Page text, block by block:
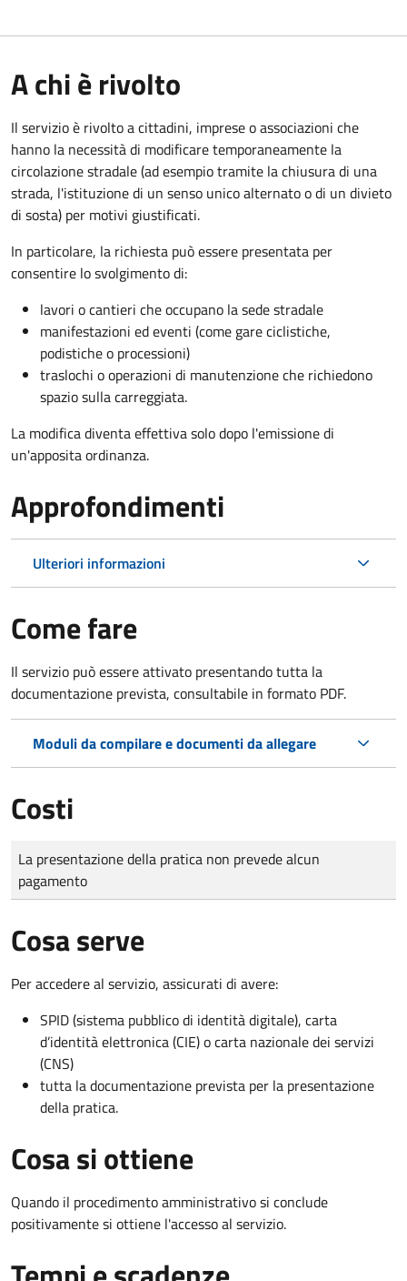
A chi è rivolto
Il servizio è rivolto a cittadini, imprese o associazioni che
hanno la necessità di modificare temporaneamente la
circolazione stradale (ad esempio tramite la chiusura di una
strada, l'istituzione di un senso unico alternato o di un divieto
di sosta) per motivi giustificati.
In particolare, la richiesta può essere presentata per
consentire lo svolgimento di:
lavori o cantieri che occupano la sede stradale
manifestazioni ed eventi (come gare ciclistiche,
podistiche o processioni)
traslochi o operazioni di manutenzione che richiedono
spazio sulla carreggiata.
La modifica diventa effettiva solo dopo l'emissione di
un'apposita ordinanza.
Approfondimenti
Ulteriori informazioni
Come fare
Il servizio può essere attivato presentando tutta la
documentazione prevista, consultabile in formato PDF.
Moduli da compilare e documenti da allegare
Costi
Tipo di pagamento
Importo
La presentazione della pratica non prevede alcun
pagamento
Cosa serve
Per accedere al servizio, assicurati di avere:
SPID (sistema pubblico di identità digitale), carta
d’identità elettronica (CIE) o carta nazionale dei servizi
(CNS)
tutta la documentazione prevista per la presentazione
della pratica.
Cosa si ottiene
Quando il procedimento amministrativo si conclude
positivamente si ottiene l'accesso al servizio.